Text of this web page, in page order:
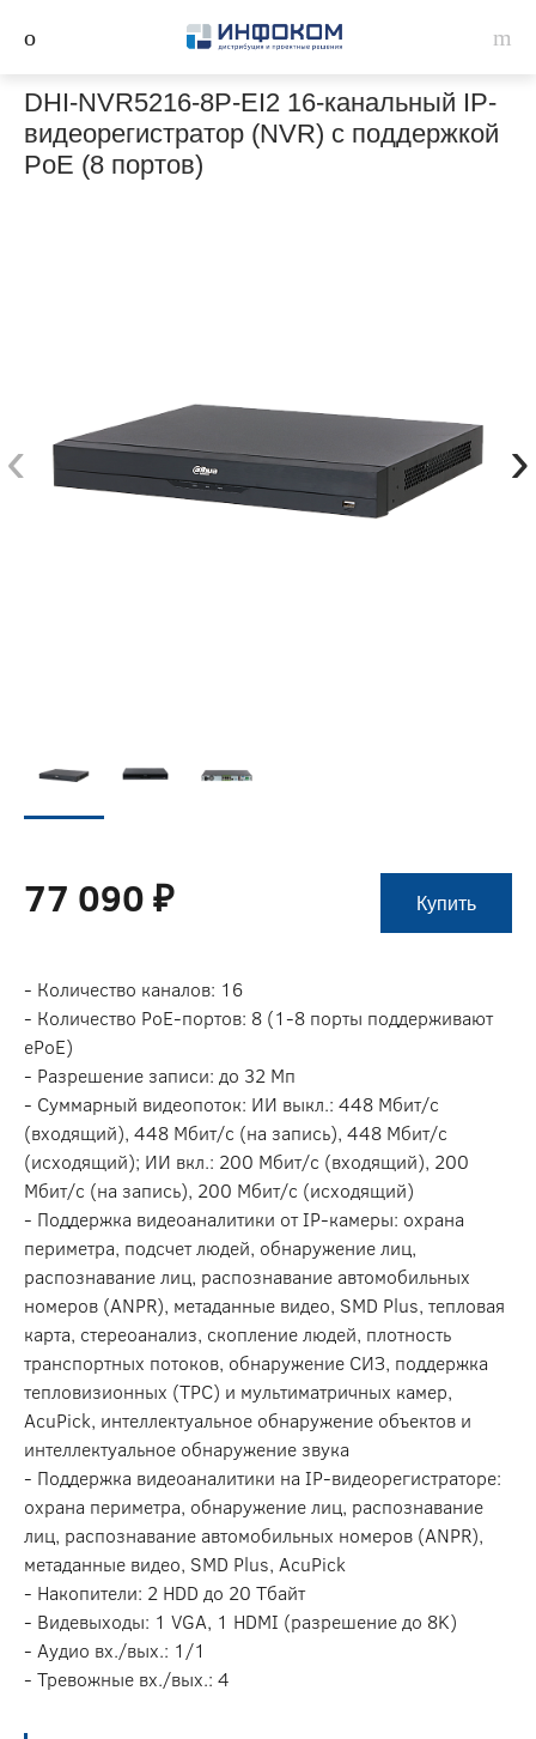
DHI-NVR5216-8P-EI2 16-канальный IP-
видеорегистратор (NVR) с поддержкой
PoE (8 портов)
‹ ›
77 090 ₽ Купить
- Количество каналов: 16
- Количество PoE-портов: 8 (1-8 порты поддерживают
ePoE)
- Разрешение записи: до 32 Мп
- Суммарный видеопоток: ИИ выкл.: 448 Мбит/с
(входящий), 448 Мбит/с (на запись), 448 Мбит/с
(исходящий); ИИ вкл.: 200 Мбит/с (входящий), 200
Мбит/с (на запись), 200 Мбит/с (исходящий)
- Поддержка видеоаналитики от IP-камеры: охрана
периметра, подсчет людей, обнаружение лиц,
распознавание лиц, распознавание автомобильных
номеров (ANPR), метаданные видео, SMD Plus, тепловая
карта, стереоанализ, скопление людей, плотность
транспортных потоков, обнаружение СИЗ, поддержка
тепловизионных (TPC) и мультиматричных камер,
AcuPick, интеллектуальное обнаружение объектов и
интеллектуальное обнаружение звука
- Поддержка видеоаналитики на IP-видеорегистраторе:
охрана периметра, обнаружение лиц, распознавание
лиц, распознавание автомобильных номеров (ANPR),
метаданные видео, SMD Plus, AcuPick
- Накопители: 2 HDD до 20 Тбайт
- Видевыходы: 1 VGA, 1 HDMI (разрешение до 8K)
- Аудио вх./вых.: 1/1
- Тревожные вх./вых.: 4